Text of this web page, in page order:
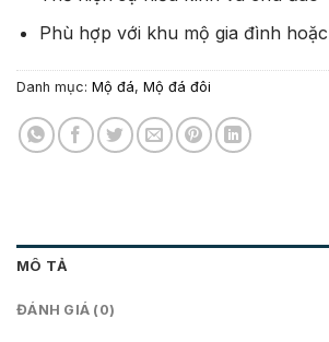
Phù hợp với khu mộ gia đình
Danh mục: Mộ đá, Mộ đá đôi
MÔ TẢ
ĐÁNH GIÁ (0)